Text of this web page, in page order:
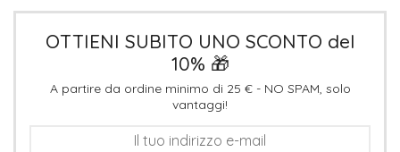
OTTIENI SUBITO UNO SCONTO del
10% 🎁
A partire da ordine minimo di 25 € - NO SPAM, solo
vantaggi!